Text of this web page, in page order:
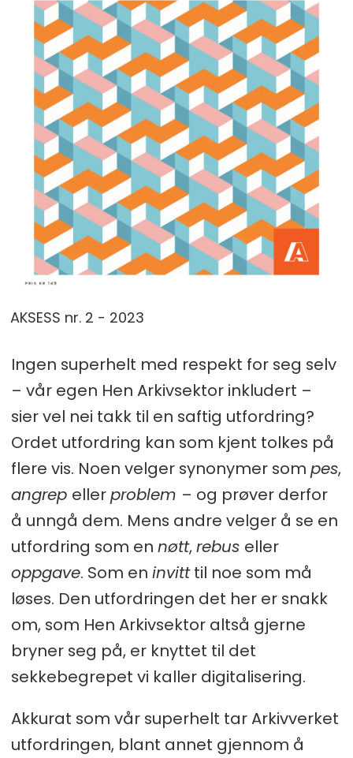
AKSESS nr. 2 - 2023
Ingen superhelt med respekt for seg selv
– vår egen Hen Arkivsektor inkludert –
sier vel nei takk til en saftig utfordring?
Ordet utfordring kan som kjent tolkes på
flere vis. Noen velger synonymer som pes,
angrep ellerproblem – og prøver derfor
å unngå dem. Mens andre velger å se en
utfordring som en nøtt,rebus eller
oppgave. Som en invitttil noe som må
løses. Den utfordringen det her er snakk
om, som Hen Arkivsektor altså gjerne
bryner seg på, er knyttet til det
sekkebegrepet vi kaller digitalisering.
Akkurat som vår superhelt tar Arkivverket
utfordringen, blant annet gjennom å